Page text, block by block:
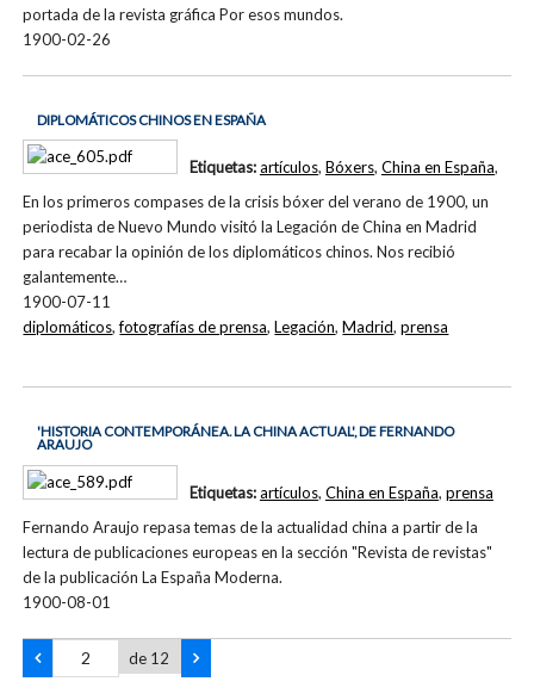
portada de la revista gráfica Por esos mundos.
1900-02-26
DIPLOMÁTICOS CHINOS EN ESPAÑA
En los primeros compases de la crisis bóxer del verano de 1900, un
periodista de Nuevo Mundo visitó la Legación de China en Madrid
para recabar la opinión de los diplomáticos chinos. Nos recibió
galantemente…
1900-07-11
Etiquetas:artículos, Bóxers, China en España,
diplomáticos,fotografías de prensa,Legación,Madrid,prensa
'HISTORIA CONTEMPORÁNEA. LA CHINA ACTUAL', DE FERNANDO
ARAUJO
Fernando Araujo repasa temas de la actualidad china a partir de la
lectura de publicaciones europeas en la sección "Revista de revistas"
de la publicación La España Moderna.
1900-08-01
Etiquetas:artículos, China en España, prensa
de 12